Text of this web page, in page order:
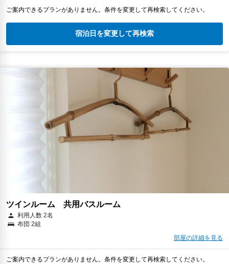
ご案内できるプランがありません。条件を変更して再検索してください。
宿泊日を変更して再検索
ツインルーム 共用バスルーム
利用人数 2名
布団 2組
部屋の詳細を見る
ご案内できるプランがありません。条件を変更して再検索してください。